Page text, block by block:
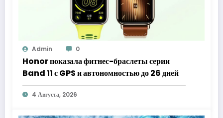
Admin 0
Honor показала фитнес-браслеты серии
Band 11 с GPS и автономностью до 26 дней
4 Августа, 2026